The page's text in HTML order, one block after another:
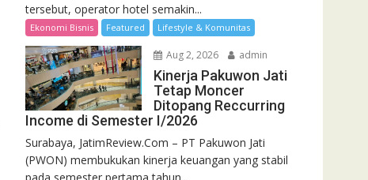
tersebut, operator hotel semakin...
Ekonomi Bisnis Featured Lifestyle & Komunitas
Aug 2, 2026 admin
Kinerja Pakuwon Jati
Tetap Moncer
Ditopang Reccurring
Income di Semester I/2026
Surabaya, JatimReview.Com – PT Pakuwon Jati
(PWON) membukukan kinerja keuangan yang stabil